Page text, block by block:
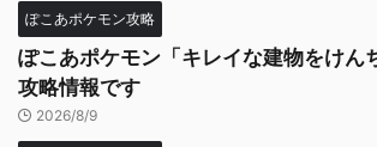
ぽこあポケモン攻略
ぽこあポケモン「キレイな建物をけん
攻略情報です
2026/8/9